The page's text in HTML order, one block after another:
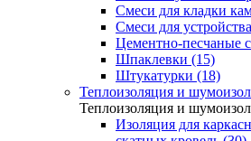
Смеси для кладки
Смеси для
Цементно-песчаные
Шпаклевки (15)
Штукатурки (18)
Теплоизоляция и
Теплоизоляция и
Изоляция для